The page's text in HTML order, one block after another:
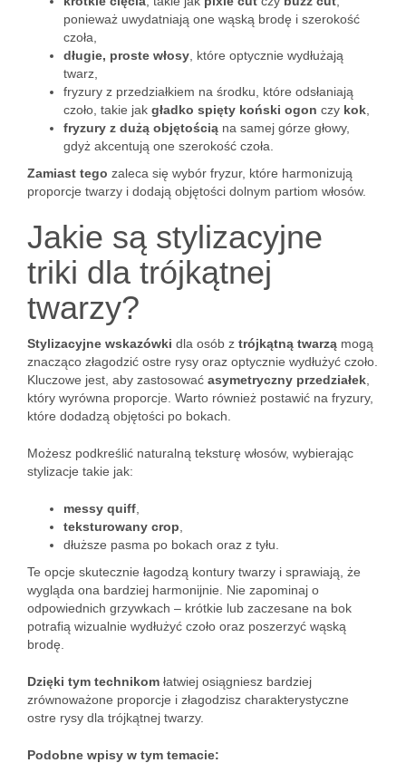
ponieważ uwydatniają one wąską brodę i szerokość
czoła,
długie, proste włosy , które optycznie wydłużają
twarz,
fryzury z przedziałkiem na środku, które odsłaniają
czoło, takie jak gładko spięty koński ogon czy kok
fryzury z dużą objętością na samej górze głowy,
gdyż akcentują one szerokość czoła.
Zamiast tego zaleca się wybór fryzur, które harmonizują
proporcje twarzy i dodają objętości dolnym partiom włosów.
Jakie są stylizacyjne
triki dla trójkątnej
twarzy?
Stylizacyjne wskazówki dla osób z trójkątną twarzą mogą
znacząco złagodzić ostre rysy oraz optycznie wydłużyć czoło.
Kluczowe jest, aby zastosować asymetryczny przedziałek
który wyrówna proporcje. Warto również postawić na fryzury,
które dodadzą objętości po bokach.
Możesz podkreślić naturalną teksturę włosów, wybierając
stylizacje takie jak:
messy quiff
teksturowany crop
dłuższe pasma po bokach oraz z tyłu.
Te opcje skutecznie łagodzą kontury twarzy i sprawiają, że
wygląda ona bardziej harmonijnie. Nie zapominaj o
odpowiednich grzywkach – krótkie lub zaczesane na bok
potrafią wizualnie wydłużyć czoło oraz poszerzyć wąską
brodę.
Dzięki tym technikom łatwiej osiągniesz bardziej
zrównoważone proporcje i złagodzisz charakterystyczne
ostre rysy dla trójkątnej twarzy.
Podobne wpisy w tym temacie: